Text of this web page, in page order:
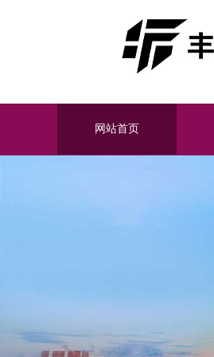
网站首页